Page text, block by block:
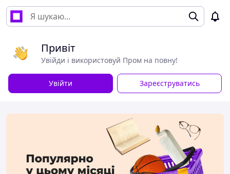
Привіт
Увійди і використовуй Пром на повну!
Увійти Зареєструватись